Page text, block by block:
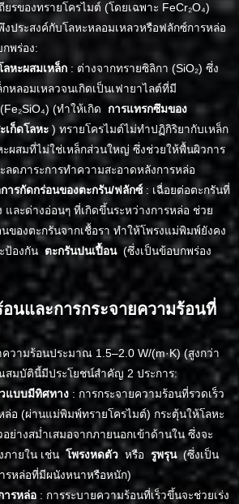
รของทรายโครไมต์ (โดยเฉพาะ FeCr₂O₄)
ประสงค์กับโลหะหลอมเหลวหรือฟลักซ์การหล่อ
พร่อง:
หะผสมเหล็ก : ต่างจากทรายซิลิกา (SiO₂) ซึ่ง
หลอมเหลวจนเกิดเป็นเฟายาไลต์ที่มี
(ทำให้เกิดการแทรกซึมของ
เก็ดโลหะ ) ทรายโครไมต์ไม่ทำปฏิกิริยากับเหล็ก
ะผสมที่ไม่ใช่เหล็กส่วนใหญ่ ซึ่งช่วยให้พื้นผิวการ
ลดภาระการทำความสะอาดหลังการหล่อ
ารกัดกร่อนของตะกรัน/ฟลักซ์: เฉื่อยต่อตะกรันที่
และด่างอ่อนๆ ที่เกิดขึ้นระหว่างการหล่อ ช่วย
ของตะกรันจากเชื้อรา ทำให้โพรงแม่พิมพ์ยังคง
ป้องกัน ตะกรันปนเปื้อน(ซึ่งเป็นข้อบกพร่อง
นและการกระจายความร้อนที่
วามร้อนประมาณ 1.5–2.0 W/(m·K) (สูงกว่า
สมบัตินี้มีประโยชน์สำคัญ 2 ประการ:
แบบมีทิศทาง : การกระจายความร้อนที่รวดเร็ว
อ (ผ่านแม่พิมพ์ทรายโครไมต์) กระตุ้นให้โลหะ
ย่างสม่ำเสมอจากภายนอกเข้าด้านใน ซึ่งจะ
ภายใน เช่นโพรงหดตัว หรือรูพรุน(ซึ่งเป็น
รหล่อที่มีผนังหนาหรือหนัก)
ารหล่อ : การระบายความร้อนที่เร็วขึ้นจะช่วยเร่ง